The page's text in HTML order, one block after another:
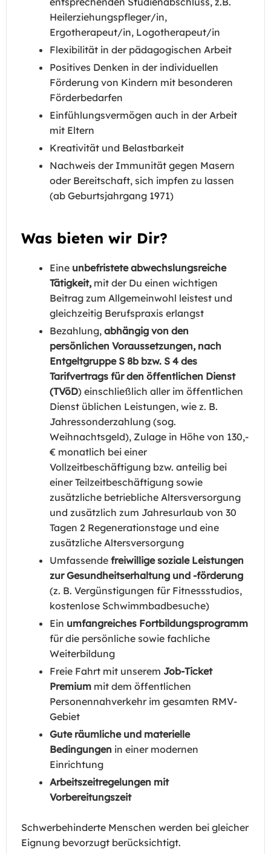
Heilerziehungspfleger/in,
Ergotherapeut/in, Logotherapeut/in
Flexibilität in der pädagogischen Arbeit
Positives Denken in der individuellen
Förderung von Kindern mit besonderen
Förderbedarfen
Einfühlungsvermögen auch in der Arbeit
mit Eltern
Kreativität und Belastbarkeit
Nachweis der Immunität gegen Masern
oder Bereitschaft, sich impfen zu lassen
(ab Geburtsjahrgang 1971)
Was bieten wir Dir?
Eine unbefristete abwechslungsreiche
Tätigkeit, mit der Du einen wichtigen
Beitrag zum Allgemeinwohl leistest und
gleichzeitig Berufspraxis erlangst
Bezahlung, abhängig von den
persönlichen Voraussetzungen, nach
Entgeltgruppe S 8b bzw. S 4 des
Tarifvertrags für den öffentlichen Dienst
(TVöD) einschließlich aller im öffentlichen
Dienst üblichen Leistungen, wie z. B.
Jahressonderzahlung (sog.
Weihnachtsgeld), Zulage in Höhe von 130,-
€ monatlich bei einer
Vollzeitbeschäftigung bzw. anteilig bei
einer Teilzeitbeschäftigung sowie
zusätzliche betriebliche Altersversorgung
und zusätzlich zum Jahresurlaub von 30
Tagen 2 Regenerationstage und eine
zusätzliche Altersversorgung
Umfassende freiwillige soziale Leistungen
zur Gesundheitserhaltung und -förderung
(z. B. Vergünstigungen für Fitnessstudios,
kostenlose Schwimmbadbesuche)
Ein umfangreiches Fortbildungsprogramm
für die persönliche sowie fachliche
Weiterbildung
Freie Fahrt mit unserem Job-Ticket
Premium mit dem öffentlichen
Personennahverkehr im gesamten RMV-
Gebiet
Gute räumliche und materielle
Bedingungen in einer modernen
Einrichtung
Arbeitszeitregelungen mit
Vorbereitungszeit
Schwerbehinderte Menschen werden bei gleicher
Eignung bevorzugt berücksichtigt.